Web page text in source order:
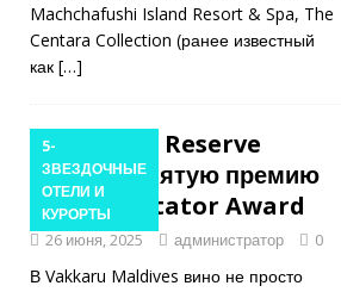
[ Ноябрь 24,
2025 ]
Новый год в
Vakkaru
Maldives
Machchafushi Island Resort & Spa, The
Centara Collection (ранее известный
как […]
5-
ЗВЕЗДОЧНЫЕ
ОТЕЛИ И
КУРОРТЫ
Vakkaru Reserve
получает пятую премию
Wine Spectator Award
26 июня, 2025 администратор 0
В Vakkaru Maldives вино не просто